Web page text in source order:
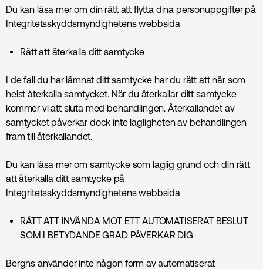
Du kan läsa mer om din rätt att flytta dina personuppgifter på
Integritetsskyddsmyndighetens webbsida
Rätt att återkalla ditt samtycke
I de fall du har lämnat ditt samtycke har du rätt att när som
helst återkalla samtycket. När du återkallar ditt samtycke
kommer vi att sluta med behandlingen. Återkallandet av
samtycket påverkar dock inte lagligheten av behandlingen
fram till återkallandet.
Du kan läsa mer om samtycke som laglig grund och din rätt
att återkalla ditt samtycke på
Integritetsskyddsmyndighetens webbsida
RÄTT ATT INVÄNDA MOT ETT AUTOMATISERAT BESLUT
SOM I BETYDANDE GRAD PÅVERKAR DIG
Berghs använder inte någon form av automatiserat